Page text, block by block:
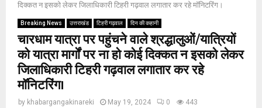
दिक्कत न इसको लेकर जिलाधिकारी टिहरी गढ़वाल लगातार कर रहे मॉनिटरिंग।
Breaking News उत्तराखंड टिहरी गढ़वाल दिन की कहानी
चारधाम यात्रा पर पहुंचने वाले श्रद्धालुओं/यात्रियों
को यात्रा मार्गों पर ना हो कोई दिक्कत न इसको लेकर
जिलाधिकारी टिहरी गढ़वाल लगातार कर रहे
मॉनिटरिंग।
by khabargangakinareki May 19, 2024 0 443